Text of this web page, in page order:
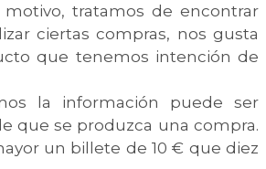
tratamos de encontrar
ciertas compras, nos gusta
que tenemos intención de
la información puede ser
que se produzca una compra.
un billete de 10 € que diez